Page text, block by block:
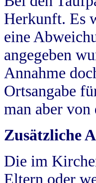
Herkunft. Es
eine
angegeben
Annahme
Ortsangabe
man aber von
Zusätzliche
Die im
Eltern oder